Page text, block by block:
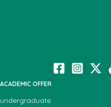
ACADEMIC OFFER
undergraduate